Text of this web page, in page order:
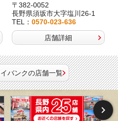
〒382-0052
長野県須坂市大字塩川26-1
TEL：0570-023-636
店舗詳細
バンクの店舗一覧